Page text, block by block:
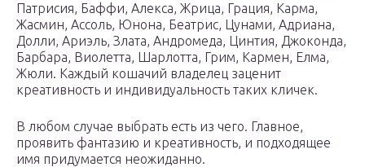
Патрисия, Баффи, Алекса, Жрица, Грация, Карма,
Жасмин, Ассоль, Юнона, Беатрис, Цунами, Адриана,
Долли, Ариэль, Злата, Андромеда, Цинтия, Джоконда,
Барбара, Виолетта, Шарлотта, Грим, Кармен, Елма,
Жюли. Каждый кошачий владелец заценит
креативность и индивидуальность таких кличек.
В любом случае выбрать есть из чего. Главное,
проявить фантазию и креативность, и подходящее
имя придумается неожиданно.